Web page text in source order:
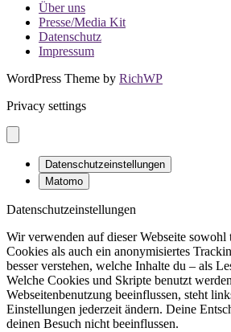
Über uns
Presse/Media Kit
Datenschutz
Impressum
WordPress Theme by RichWP
Privacy settings
Datenschutzeinstellungen
Matomo
Datenschutzeinstellungen
Wir verwenden auf dieser Webseite
Cookies als auch ein anonymisiertes
besser verstehen, welche Inhalte du – als
Welche Cookies und Skripte benutzt
Webseitenbenutzung beeinflussen, steht
Einstellungen jederzeit ändern. Deine
deinen Besuch nicht beeinflussen.